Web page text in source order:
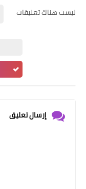
ليست هناك تعليقات
إرسال تعليق